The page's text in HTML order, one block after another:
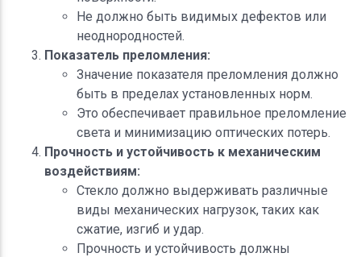
Не должно быть видимых дефектов или
неоднородностей.
Показатель преломления:
Значение показателя преломления должно
быть в пределах установленных норм.
Это обеспечивает правильное преломление
света и минимизацию оптических потерь.
Прочность и устойчивость к механическим
воздействиям:
Стекло должно выдерживать различные
виды механических нагрузок, таких как
сжатие, изгиб и удар.
Прочность и устойчивость должны